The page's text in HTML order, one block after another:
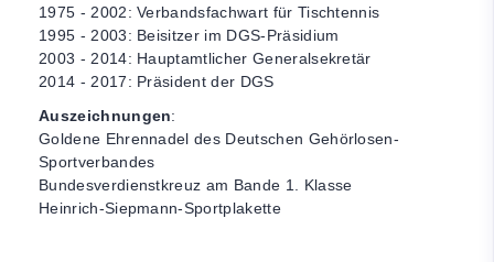
1975 - 2002: Verbandsfachwart für Tischtennis
1995 - 2003: Beisitzer im DGS-Präsidium
2003 - 2014: Hauptamtlicher Generalsekretär
2014 - 2017: Präsident der DGS
Auszeichnungen:
Goldene Ehrennadel des Deutschen Gehörlosen-
Sportverbandes
Bundesverdienstkreuz am Bande 1. Klasse
Heinrich-Siepmann-Sportplakette